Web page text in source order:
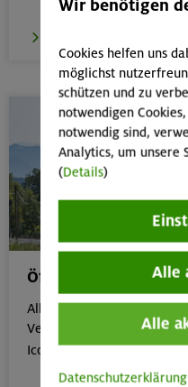
Öffentliche Anreise
Alle Veranstaltungen, die
Verkehrsmitteln erreichbar
Icon:
Wir benötigen
Cookies helfen uns
möglichst
schützen und zu
notwendigen
notwendig sind,
Analytics, um unsere
(Details)
Alle
Alle
Datenschutzerklärung